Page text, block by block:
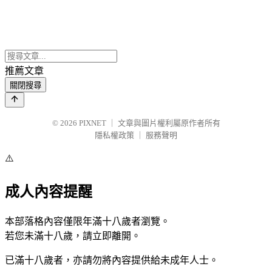
推薦文章
關閉搜尋
© 2026 PIXNET
文章與圖片權利屬原作者所有
隱私權政策
服務聲明
⚠️
成人內容提醒
本部落格內容僅限年滿十八歲者瀏覽。
若您未滿十八歲，請立即離開。
已滿十八歲者，亦請勿將內容提供給未成年人士。